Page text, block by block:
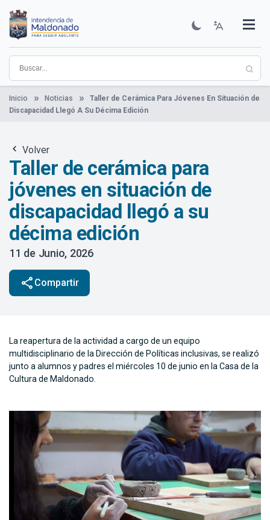
contenido
principal
Institucional
Municipios
Descubre Maldonado
Comunicación
Servicios
Guía De Trámites
Ver Noticias
Inicio Noticias
Taller de Cerámica Para Jóvenes En Situación de
Discapacidad Llegó A Su Décima Edición
Volver
Taller de cerámica para
jóvenes en situación de
discapacidad llegó a su
décima edición
11 de Junio, 2026
share Compartir
La reapertura de la actividad a cargo de un equipo
multidisciplinario de la Dirección de Políticas inclusivas, se realizó
junto a alumnos y padres el miércoles 10 de junio en la Casa de la
Cultura de Maldonado.